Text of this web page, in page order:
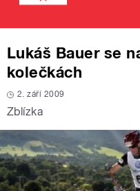
Lukáš Bauer se
kolečkách
2. září 2009
Zblízka